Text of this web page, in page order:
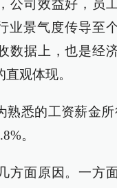
公司效益好，员
景气度传导至
数据上，也是经
观体现。
熟悉的工资薪金
。
方面原因。一方